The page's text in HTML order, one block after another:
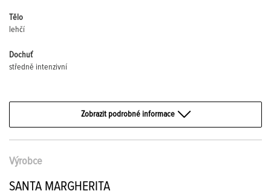
Tělo
lehčí
Dochuť
středně intenzivní
Zobrazit podrobné informace
Výrobce
SANTA MARGHERITA